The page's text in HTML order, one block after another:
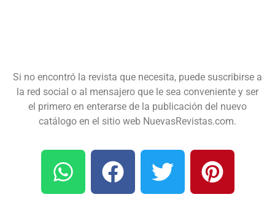
Si no encontró la revista que necesita, puede suscribirse a
la red social o al mensajero que le sea conveniente y ser
el primero en enterarse de la publicación del nuevo
catálogo en el sitio web NuevasRevistas.com.